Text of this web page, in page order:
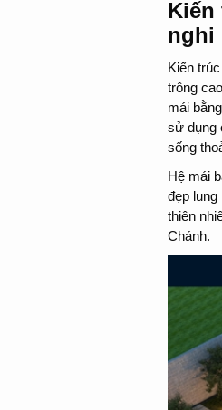
Kiến
nghi
Kiến
trông
mái
sử dụng
sống
Hệ mái
đẹp
thiên
Chánh.